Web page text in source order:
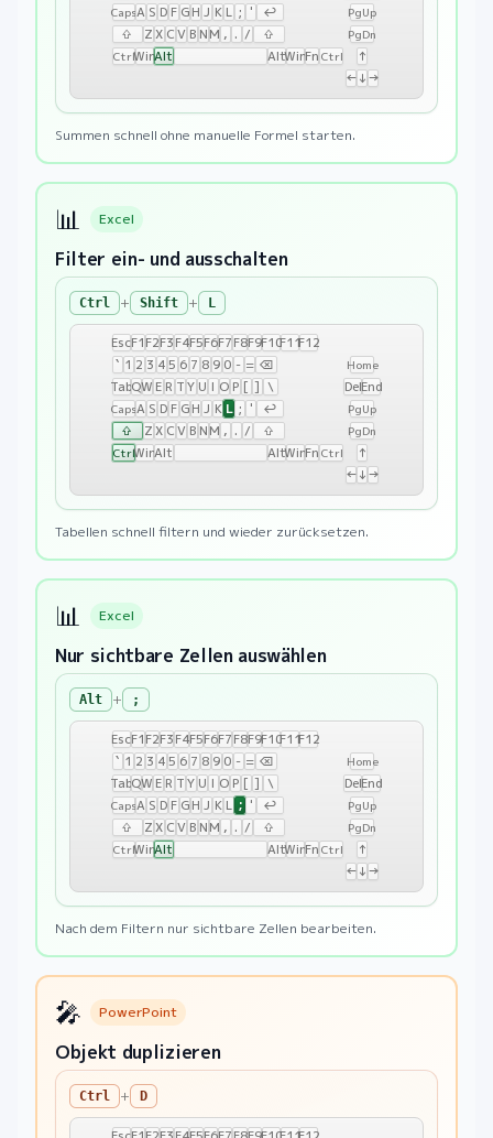
CapsA S D F GH J K L ; '
↩
⇧
Z X CV B NM , . / ⇧
CtrlWinAlt AltWinFn Ctrl
PgUp
PgDn
↑
←↓→
Summen schnell ohne manuelle Formel starten.
📊 Excel
Filter ein- und ausschalten
Ctrl + Shift + L
EscF1F2F3F4F5F6F7F8F9F10F11F12
` 1 2 3 45 6 7 8 9 0 - = ⌫
TabQWE R T Y U I OP [ ] \
CapsA S D F GH J K L ; '
↩
⇧
Z X CV B NM , . / ⇧
CtrlWinAlt AltWinFn Ctrl
Home
DelEnd
PgUp
PgDn
↑
←↓→
Tabellen schnell filtern und wieder zurücksetzen.
📊 Excel
Nur sichtbare Zellen auswählen
Alt + ;
EscF1F2F3F4F5F6F7F8F9F10F11F12
` 1 2 3 45 6 7 8 9 0 - = ⌫
TabQWE R T Y U I OP [ ] \
CapsA S D F GH J K L ; '
↩
⇧
Z X CV B NM , . / ⇧
CtrlWinAlt AltWinFn Ctrl
Home
DelEnd
PgUp
PgDn
↑
←↓→
Nach dem Filtern nur sichtbare Zellen bearbeiten.
🎤 PowerPoint
Objekt duplizieren
Ctrl + D